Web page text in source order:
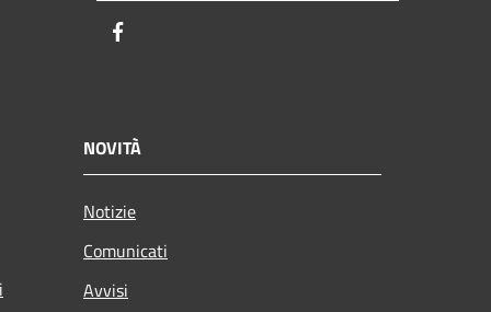
NOVITÀ
Notizie
Comunicati
Avvisi